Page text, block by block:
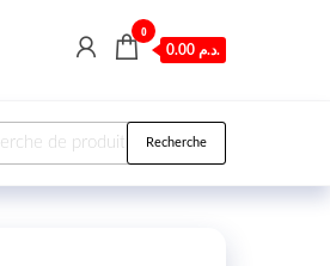
0
0.00 د.م.
pour : Recherche